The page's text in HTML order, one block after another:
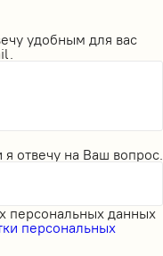
удобным для вас
отвечу на Ваш вопрос.
персональных данных
персональных